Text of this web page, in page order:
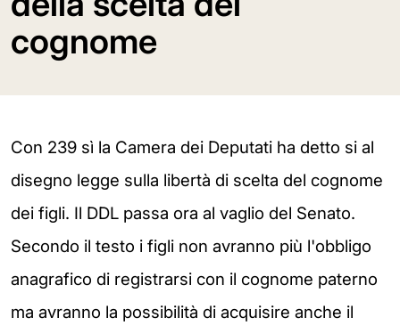
cognome
Con 239 sì la Camera dei Deputati ha detto si al
disegno legge sulla libertà di scelta del cognome
dei figli. Il DDL passa ora al vaglio del Senato.
Secondo il testo i figli non avranno più l'obbligo
anagrafico di registrarsi con il cognome paterno
ma avranno la possibilità di acquisire anche il